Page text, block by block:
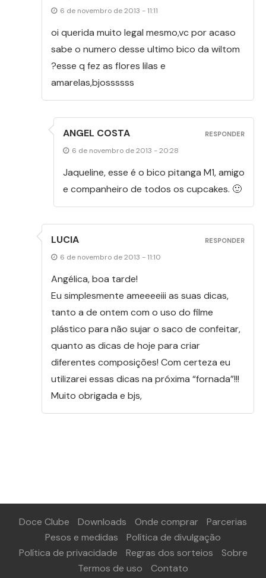
6 de novembro de 2013 - 11:11
oi querida muito legal mesmo,vc por acaso
sabe o numero desse ultimo bico da wiltom
?esse q fez as flores lilas e
amarelas,bjossssss
ANGEL COSTA
6 de novembro de 2013 - 20:28
Jaqueline, esse é o bico pitanga M1, amigo
e companheiro de todos os cupcakes. 🙂
RESPONDER
LUCIA
6 de novembro de 2013 - 11:10
Angélica, boa tarde!
Eu simplesmente ameeeeiii as suas dicas,
tanto a de ontem com o uso do filme
plástico para não sujar o saco de confeitar,
quanto as dicas de hoje para criar
diferentes composições! Com certeza eu
utilizarei essas dicas na próxima “fornada”!!!
Muito obrigada e bjs,
RESPONDER
Doce Clube Downloads Onde comprar
Parcerias
Pesos e medidas
Política de divulgação
Política de privacidade
Regras dos sorteios
Sobre
Termos de uso
Contato